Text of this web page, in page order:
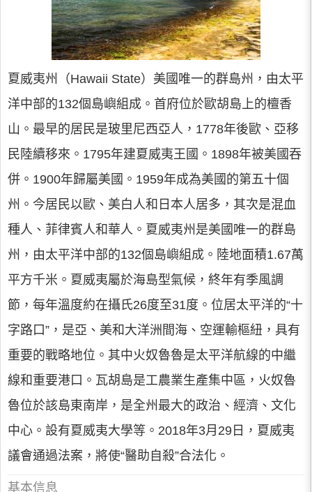
夏威夷州（Hawaii State）美國唯一的群島州，由太平
洋中部的132個島嶼組成。首府位於歐胡島上的檀香
山。最早的居民是玻里尼西亞人，1778年後歐、亞移
民陸續移來。1795年建夏威夷王國。1898年被美國吞
併。1900年歸屬美國。1959年成為美國的第五十個
州。今居民以歐、美白人和日本人居多，其次是混血
種人、菲律賓人和華人。夏威夷州是美國唯一的群島
州，由太平洋中部的132個島嶼組成。陸地面積1.67萬
平方千米。夏威夷屬於海島型氣候，終年有季風調
節，每年溫度約在攝氏26度至31度。位居太平洋的“十
字路口”，是亞、美和大洋洲間海、空運輸樞紐，具有
重要的戰略地位。其中火奴魯魯是太平洋航線的中繼
線和重要港口。瓦胡島是工農業生產集中區，火奴魯
魯位於該島東南岸，是全州最大的政治、經濟、文化
中心。設有夏威夷大學等。2018年3月29日，夏威夷
議會通過法案，將使“醫助自殺”合法化。
基本信息